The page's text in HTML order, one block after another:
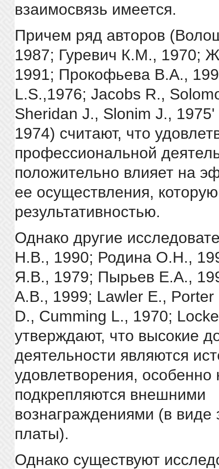
взаимосвязь имеется.
Причем ряд авторов
1987; Гуревич К.М., 1970;
1991; Прокофьева В.А.,
L.S.,1976; Jacobs R.,
Sheridan J., Slonim J.,
1974) считают, что
профессиональной
положительно влияет на
ее осуществления,
результативностью.
Однако другие
Н.В., 1990; Родина О.Н.,
Я.В., 1979; Пырьев Е.А.,
А.В., 1999; Lawler E., Porter
D., Cumming L., 1970;
утверждают, что высокие
деятельности являются
удовлетворения, особенно
подкрепляются внешними
вознаграждениями (в виде
платы).
Однако существуют